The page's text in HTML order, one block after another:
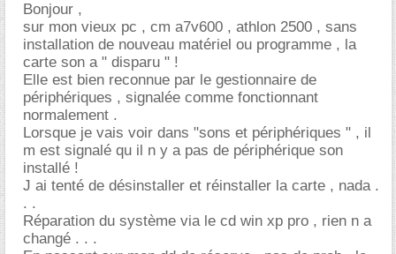
Bonjour ,
sur mon vieux pc , cm a7v600 , athlon 2500 , sans
installation de nouveau matériel ou programme , la
carte son a " disparu " !
Elle est bien reconnue par le gestionnaire de
périphériques , signalée comme fonctionnant
normalement .
Lorsque je vais voir dans "sons et périphériques " , il
m est signalé qu il n y a pas de périphérique son
installé !
J ai tenté de désinstaller et réinstaller la carte , nada .
. .
Réparation du système via le cd win xp pro , rien n a
changé . . .